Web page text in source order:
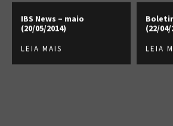
IBS News – maio
(20/05/2014)
LEIA MAIS
(22/04/
LEIA